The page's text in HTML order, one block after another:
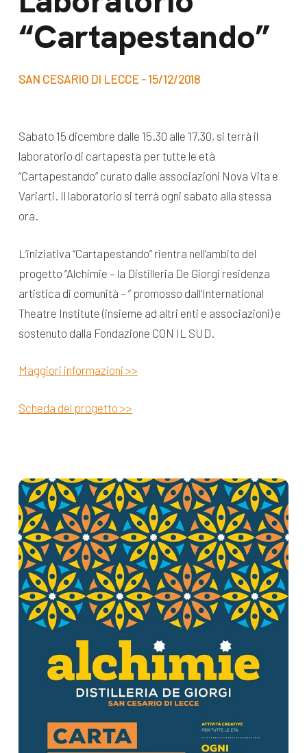
“Cartapestando”
SAN CESARIO DI LECCE - 15/12/2018
Sabato 15 dicembre dalle 15.30 alle 17.30, si terrà il
laboratorio di cartapesta per tutte le età
“Cartapestando” curato dalle associazioni Nova Vita e
Variarti. Il laboratorio si terrà ogni sabato alla stessa
ora.
L’iniziativa “Cartapestando” rientra nell’ambito del
progetto “Alchimie – la Distilleria De Giorgi residenza
artistica di comunità – ” promosso dall’International
Theatre Institute (insieme ad altri enti e associazioni) e
sostenuto dalla Fondazione CON IL SUD.
Maggiori informazioni >>
Scheda del progetto >>
Lavora con noi
Bilancio di
missione
appuntamenti
News
Appuntamenti
dal Sud
Campagne
Videomagazine
e blog progetti
Seguici sui social: